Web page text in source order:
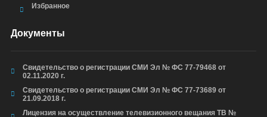
Избранное
Документы
Свидетельство о регистрации СМИ Эл № ФС 77-79468 от
02.11.2020 г.
Свидетельство о регистрации СМИ Эл № ФС 77-73689 от
21.09.2018 г.
Лицензия на осуществление телевизионного вещания ТВ №